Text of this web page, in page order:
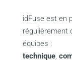
idFuse est en
régulièrement
équipes :
technique,